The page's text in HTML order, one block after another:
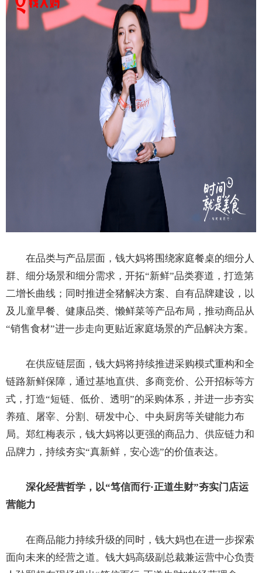
在品类与产品层面，钱大妈将围绕家庭餐桌的细分人
群、细分场景和细分需求，开拓“新鲜”品类赛道，打造第
二增长曲线；同时推进全猪解决方案、自有品牌建设，以
及儿童早餐、健康品类、懒鲜菜等产品布局，推动商品从
“销售食材”进一步走向更贴近家庭场景的产品解决方案。
在供应链层面，钱大妈将持续推进采购模式重构和全
链路新鲜保障，通过基地直供、多商竞价、公开招标等方
式，打造“短链、低价、透明”的采购体系，并进一步夯实
养殖、屠宰、分割、研发中心、中央厨房等关键能力布
局。郑红梅表示，钱大妈将以更强的商品力、供应链力和
品牌力，持续夯实“真新鲜，安心选”的价值表达。
深化经营哲学，以“笃信而行·正道生财”夯实门店运
营能力
在商品能力持续升级的同时，钱大妈也在进一步探索
面向未来的经营之道。钱大妈高级副总裁兼运营中心负责